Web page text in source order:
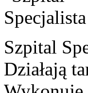
Szpital
Działają